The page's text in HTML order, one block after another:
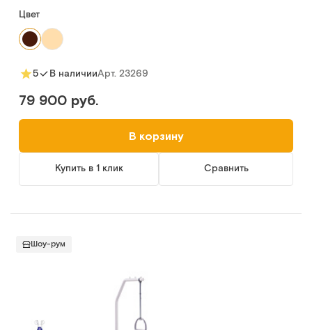
Цвет
5 В наличииАрт. 23269
79 900 руб.
В корзину
Купить в 1 клик Сравнить
Шоу-рум